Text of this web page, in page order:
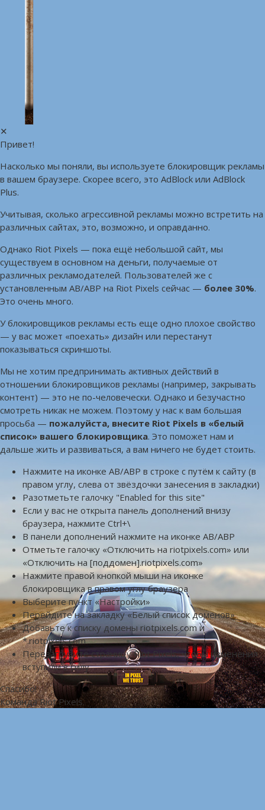
✕
Привет!
Насколько мы поняли, вы используете блокировщик рекламы
в вашем браузере. Скорее всего, это AdBlock или AdBlock
Plus.
Учитывая, сколько агрессивной рекламы можно встретить на
различных сайтах, это, возможно, и оправданно.
Однако Riot Pixels — пока ещё небольшой сайт, мы
существуем в основном на деньги, получаемые от
различных рекламодателей. Пользователей же с
установленным AB/ABP на Riot Pixels сейчас — более 30%.
Это очень много.
У блокировщиков рекламы есть еще одно плохое свойство
— у вас может «поехать» дизайн или перестанут
показываться скриншоты.
Мы не хотим предпринимать активных действий в
отношении блокировщиков рекламы (например, закрывать
контент) — это не по-человечески. Однако и безучастно
смотреть никак не можем. Поэтому у нас к вам большая
просьба — пожалуйста, внесите Riot Pixels в «белый
список» вашего блокировщика. Это поможет нам и
дальше жить и развиваться, а вам ничего не будет стоить.
Нажмите на иконке AB/ABP в строке с путём к сайту (в
правом углу, слева от звёздочки занесения в закладки)
Разотметьте галочку "Enabled for this site"
Если у вас не открыта панель дополнений внизу
браузера, нажмите Ctrl+\
В панели дополнений нажмите на иконке AB/ABP
Отметьте галочку «Отключить на riotpixels.com» или
«Отключить на [поддомен].riotpixels.com»
Нажмите правой кнопкой мыши на иконке
блокировщика в правом углу браузера
Выберите пункт «Настройки»
Перейдите на закладку «Белый список доменов»
Добавьте к списку домены riotpixels.com и
*.riotpixels.com
Перезагрузите страницу Riot Pixels, чтобы изменения
вступили в силу
Спасибо!
Команда Riot Pixels.